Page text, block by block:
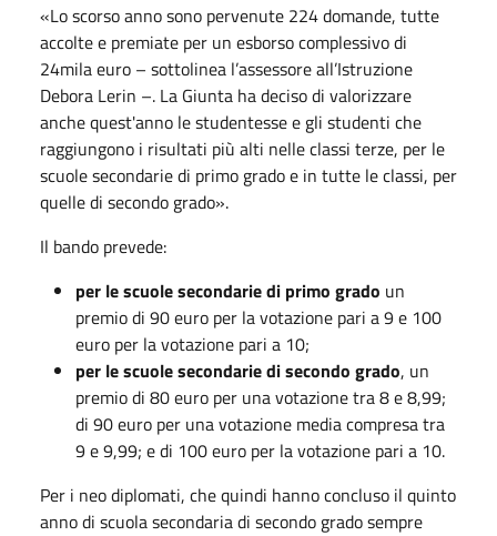
«Lo scorso anno sono pervenute 224 domande, tutte
accolte e premiate per un esborso complessivo di
24mila euro – sottolinea l’assessore all’Istruzione
Debora Lerin –. La Giunta ha deciso di valorizzare
anche quest'anno le studentesse e gli studenti che
raggiungono i risultati più alti nelle classi terze, per le
scuole secondarie di primo grado e in tutte le classi, per
quelle di secondo grado».
Il bando prevede:
per le scuole secondarie di primo grado un
premio di 90 euro per la votazione pari a 9 e 100
euro per la votazione pari a 10;
per le scuole secondarie di secondo grado, un
premio di 80 euro per una votazione tra 8 e 8,99;
di 90 euro per una votazione media compresa tra
9 e 9,99; e di 100 euro per la votazione pari a 10.
Per i neo diplomati, che quindi hanno concluso il quinto
anno di scuola secondaria di secondo grado sempre